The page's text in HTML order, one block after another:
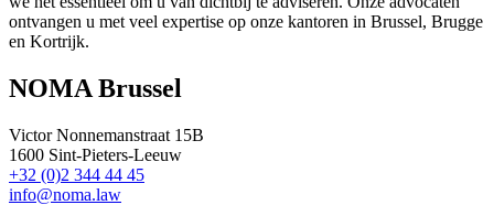
ontvangen u met veel expertise op onze kantoren in Brussel, Brugge
en Kortrijk.
NOMA Brussel
Victor Nonnemanstraat 15B
1600 Sint-Pieters-Leeuw
+32 (0)2 344 44 45
info@noma.law